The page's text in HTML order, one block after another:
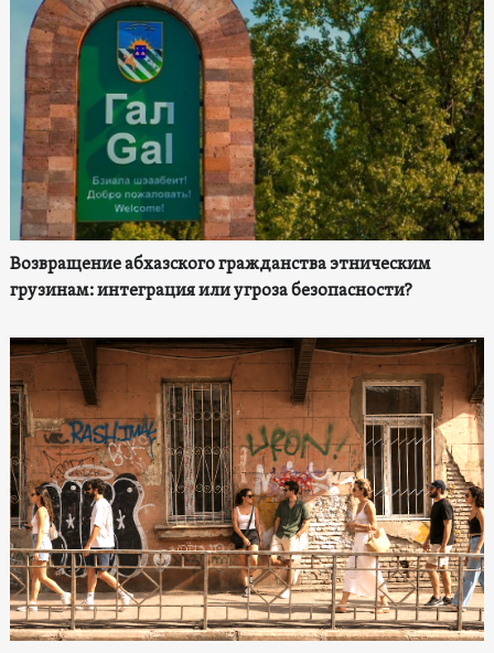
Возвращение абхазского гражданства этническим
грузинам: интеграция или угроза безопасности?